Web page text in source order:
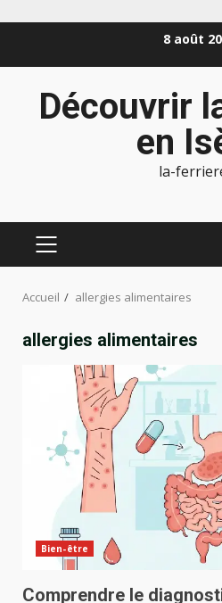
8 août
Découvrir
en
la-
MENU
Accueil allergies alimentaires
allergies alimentaires
Bien-être
Comprendre le